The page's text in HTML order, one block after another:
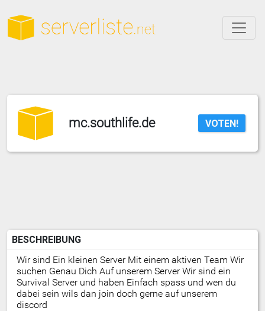
mc.southlife.de VOTEN!
BESCHREIBUNG
Wir sind Ein kleinen Server Mit einem aktiven Team Wir
suchen Genau Dich Auf unserem Server Wir sind ein
Survival Server und haben Einfach spass und wen du
dabei sein wils dan join doch gerne auf unserem
discord